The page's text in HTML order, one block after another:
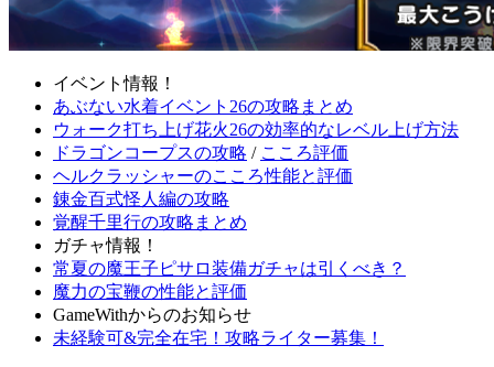
イベント情報！
あぶない水着イベント26の攻略まとめ
ウォーク打ち上げ花火26の効率的なレベル上げ方法
ドラゴンコープスの攻略 / こころ評価
ヘルクラッシャーのこころ性能と評価
錬金百式怪人編の攻略
覚醒千里行の攻略まとめ
ガチャ情報！
常夏の魔王子ピサロ装備ガチャは引くべき？
魔力の宝鞭の性能と評価
GameWithからのお知らせ
未経験可&完全在宅！攻略ライター募集！